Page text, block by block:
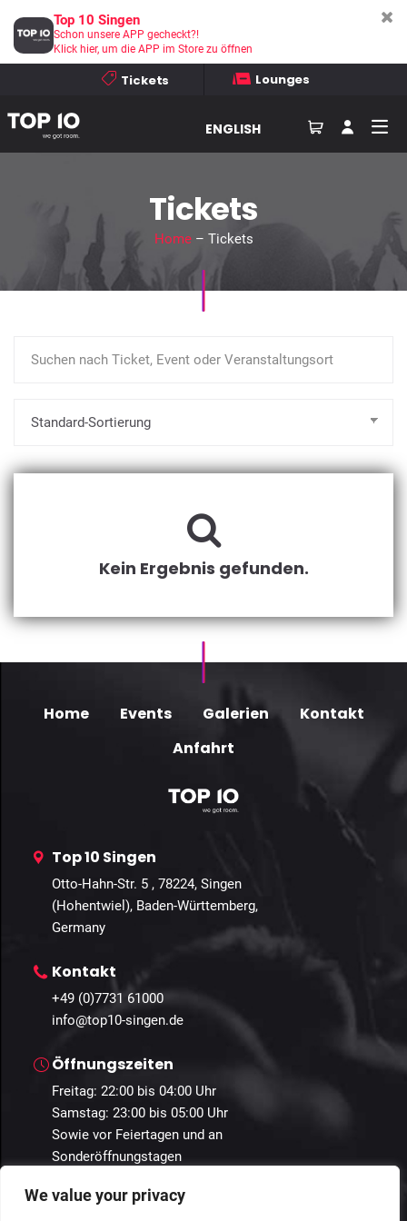
We value your privacy
Tickets Lounges
ENGLISH
Tickets
Home– Tickets
Kein Ergebnis gefunden.
Home Events Galerien
Kontakt
Anfahrt
Top 10 Singen
Otto-Hahn-Str. 5 , 78224, Singen
(Hohentwiel), Baden-Württemberg,
Germany
Kontakt
+49 (0)7731 61000
info@top10-singen.de
Öffnungszeiten
Freitag: 22:00 bis 04:00 Uhr
Samstag: 23:00 bis 05:00 Uhr
Sowie vor Feiertagen und an
Sonderöffnungstagen
Top 10 Singen
Schon unsere APP gecheckt?!
Klick hier, um die APP im Store zu öffnen